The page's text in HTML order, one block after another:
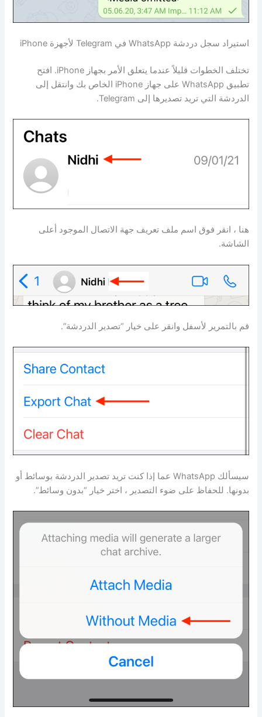
استيراد سجل دردشة WhatsApp في Telegram لأجهزة iPhone
تختلف الخطوات قليلاً عندما يتعلق الأمر بجهاز iPhone. افتح
تطبيق WhatsApp على جهاز iPhone الخاص بك وانتقل إلى
الدردشة التي تريد تصديرها إلى Telegram.
هنا ، انقر فوق اسم ملف تعريف جهة الاتصال الموجود أعلى
الشاشة.
قم بالتمرير لأسفل وانقر على خيار “تصدير الدردشة”.
سيسألك WhatsApp عما إذا كنت تريد تصدير الدردشة بوسائط أو
بدونها. للحفاظ على ضوء التصدير ، اختر خيار “بدون وسائط”.